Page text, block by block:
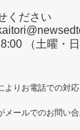
ください
（土曜・
よりお電話での対
メールでのお問い